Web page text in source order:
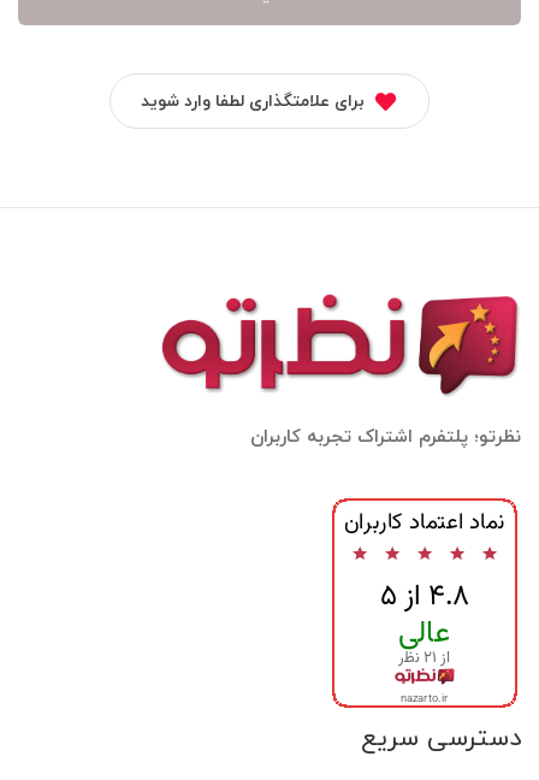
برای علامتگذاری لطفا وارد شوید
نظرتو؛ پلتفرم اشتراک تجربه کاربران
دسترسی سریع